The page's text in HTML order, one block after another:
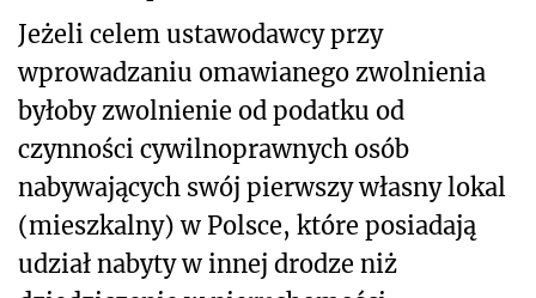
Jeżeli celem ustawodawcy przy
wprowadzaniu omawianego zwolnienia
byłoby zwolnienie od podatku od
czynności cywilnoprawnych osób
nabywających swój pierwszy własny lokal
(mieszkalny) w Polsce, które posiadają
udział nabyty w innej drodze niż